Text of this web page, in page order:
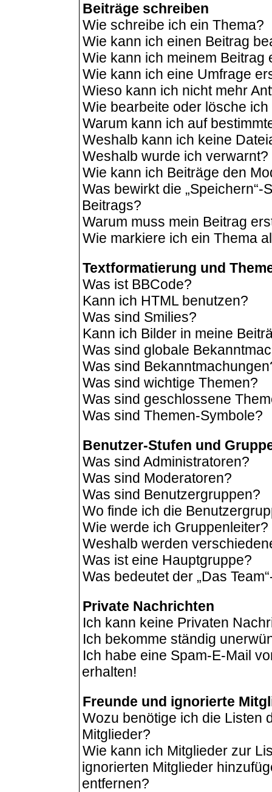
Beiträge schreiben
Wie schreibe ich ein Thema?
Wie kann ich einen Beitrag
Wie kann ich meinem Beitrag
Wie kann ich eine Umfrage
Wieso kann ich nicht mehr
Wie bearbeite oder lösche
Warum kann ich auf
Weshalb kann ich keine
Weshalb wurde ich verwarnt?
Wie kann ich Beiträge den
Was bewirkt die
Beitrags?
Warum muss mein Beitrag
Wie markiere ich ein Thema
Textformatierung und
Was ist BBCode?
Kann ich HTML benutzen?
Was sind Smilies?
Kann ich Bilder in meine
Was sind globale
Was sind
Was sind wichtige Themen?
Was sind geschlossene
Was sind Themen-Symbole?
Benutzer-Stufen und
Was sind Administratoren?
Was sind Moderatoren?
Was sind Benutzergruppen?
Wo finde ich die
Wie werde ich Gruppenleiter?
Weshalb werden
Was ist eine Hauptgruppe?
Was bedeutet der „Das
Private Nachrichten
Ich kann keine Privaten
Ich bekomme ständig
Ich habe eine Spam-E-Mail
erhalten!
Freunde und ignorierte
Wozu benötige ich die Listen
Mitglieder?
Wie kann ich Mitglieder zur
ignorierten Mitglieder
entfernen?